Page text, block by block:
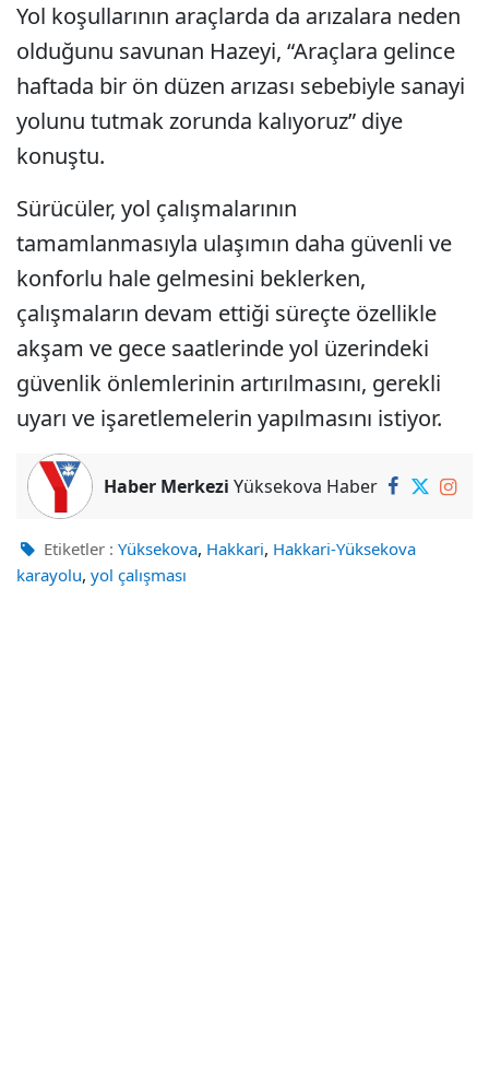
Yol koşullarının araçlarda da arızalara neden
olduğunu savunan Hazeyi, “Araçlara gelince
haftada bir ön düzen arızası sebebiyle sanayi
yolunu tutmak zorunda kalıyoruz” diye
konuştu.
Sürücüler, yol çalışmalarının
tamamlanmasıyla ulaşımın daha güvenli ve
konforlu hale gelmesini beklerken,
çalışmaların devam ettiği süreçte özellikle
akşam ve gece saatlerinde yol üzerindeki
güvenlik önlemlerinin artırılmasını, gerekli
uyarı ve işaretlemelerin yapılmasını istiyor.
Haber Merkezi Yüksekova Haber
Etiketler : Yüksekova, Hakkari, Hakkari-Yüksekova
karayolu, yol çalışması